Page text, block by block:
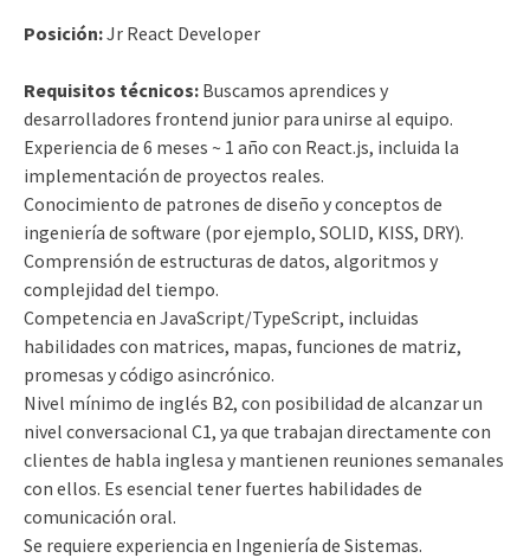
Posición:Jr React Developer
Requisitos técnicos: Buscamos aprendices y
desarrolladores frontend junior para unirse al equipo.
Experiencia de 6 meses ~ 1 año con React.js, incluida la
implementación de proyectos reales.
Conocimiento de patrones de diseño y conceptos de
ingeniería de software (por ejemplo, SOLID, KISS, DRY).
Comprensión de estructuras de datos, algoritmos y
complejidad del tiempo.
Competencia en JavaScript/TypeScript, incluidas
habilidades con matrices, mapas, funciones de matriz,
promesas y código asincrónico.
Nivel mínimo de inglés B2, con posibilidad de alcanzar un
nivel conversacional C1, ya que trabajan directamente con
clientes de habla inglesa y mantienen reuniones semanales
con ellos. Es esencial tener fuertes habilidades de
comunicación oral.
Se requiere experiencia en Ingeniería de Sistemas.